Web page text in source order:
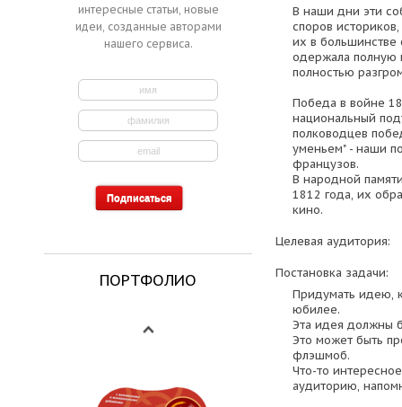
интересные статьи, новые
идеи, созданные авторами
нашего сервиса.
ПОРТФОЛИО
В наши дни эти
споров
их в большинстве
одержала полную
полностью
Победа в войне
национальный
полководцев
уменьем" - наши
французов.
В народной
1812 года, их
кино.
Целевая аудитория:
Постановка задачи:
Придумать идею,
юбилее.
Эта идея должны
Это может быть
флэшмоб.
Что-то
аудиторию,